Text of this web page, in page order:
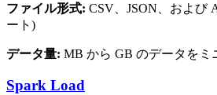
ファイル形式: CSV、JSON、および
ート)
データ量: MB から GB のデータをミ
Spark Load